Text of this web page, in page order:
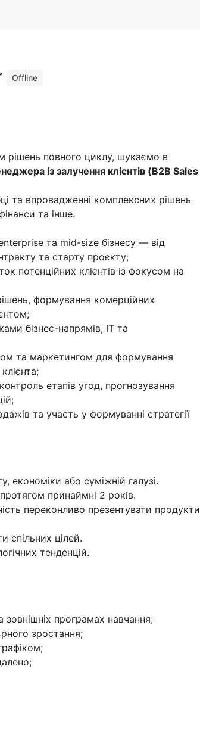
Offline
рішень повного циклу, шукаємо в
із залучення клієнтів (B2B Sales
та впровадженні комплексних рішень
та інше.
та mid-size бізнесу — від
та старту проєкту;
потенційних клієнтів із фокусом на
формування комерційних
бізнес-напрямів, IT та
та маркетингом для формування
етапів угод, прогнозування
та участь у формуванні стратегії
економіки або суміжній галузі.
принаймні 2 років.
переконливо презентувати продукти
спільних цілей.
тенденцій.
зовнішніх програмах навчання;
зростання;